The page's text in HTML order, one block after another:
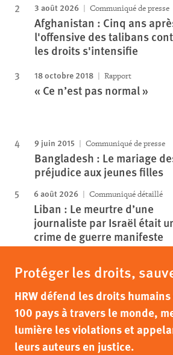
3 août 2026 Communiqué de presse
Afghanistan : Cinq ans
l'offensive des talibans
les droits s'intensifie
18 octobre 2018 Rapport
« Ce n’est pas normal »
9 juin 2015 Communiqué de presse
Bangladesh : Le mariage
préjudice aux jeunes filles
6 août 2026 Communiqué détaillé
Liban : Le meurtre d’une
journaliste par Israël était
crime de guerre manifeste
Protéger les droits,
HRW défend les droits
100 pays à travers le monde,
lumière les violations et
leurs auteurs en justice.